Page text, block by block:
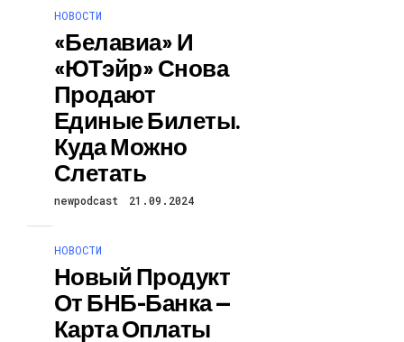
НОВОСТИ
«Белавиа» И
«ЮТэйр» Снова
Продают
Единые Билеты.
Куда Можно
Слетать
newpodcast 21.09.2024
НОВОСТИ
Новый Продукт
От БНБ-Банка —
Карта Оплаты